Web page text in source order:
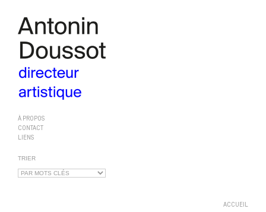
À PROPOS
CONTACT
LIENS
TRIER
ACCUEIL